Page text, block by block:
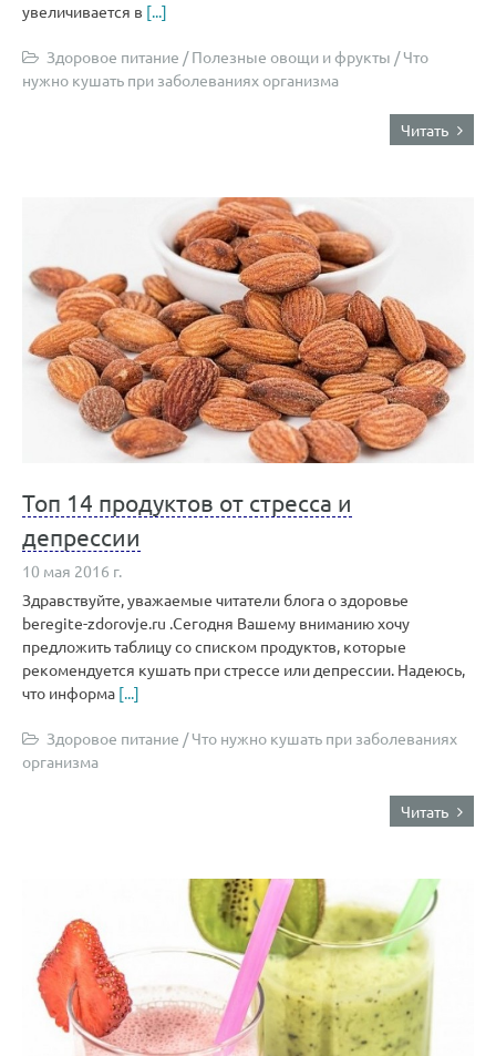
увеличивается в [...]
Здоровое питание /Полезные овощи и фрукты /Что
нужно кушать при заболеваниях организма
Читать
Топ 14 продуктов от стресса и
депрессии
10 мая 2016 г.
Здравствуйте, уважаемые читатели блога о здоровье
beregite-zdorovje.ru .Сегодня Вашему вниманию хочу
предложить таблицу со списком продуктов, которые
рекомендуется кушать при стрессе или депрессии. Надеюсь,
что информа [...]
Здоровое питание /Что нужно кушать при заболеваниях
организма
Читать